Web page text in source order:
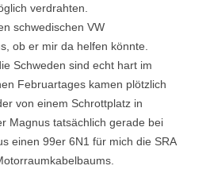
verdrahten.
schwedischen VW
ob er mir da helfen könnte.
Schweden sind echt hart im
Februartages kamen plötzlich
von einem Schrottplatz in
Magnus tatsächlich gerade bei
einen 99er 6N1 für mich die SRA